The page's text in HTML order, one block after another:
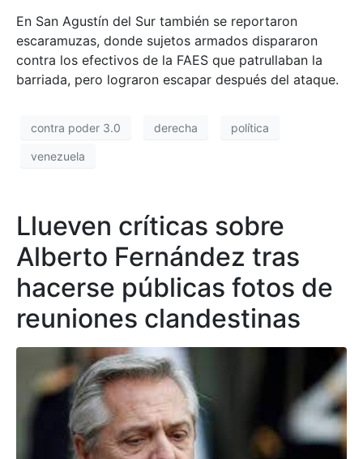
En San Agustín del Sur también se reportaron
escaramuzas, donde sujetos armados dispararon
contra los efectivos de la FAES que patrullaban la
barriada, pero lograron escapar después del ataque.
contra poder 3.0 derecha política
venezuela
Llueven críticas sobre
Alberto Fernández tras
hacerse públicas fotos de
reuniones clandestinas